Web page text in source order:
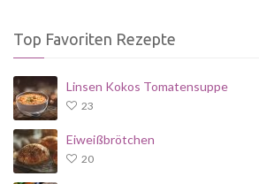
Top Favoriten Rezepte
Linsen Kokos Tomatensuppe
23
Eiweißbrötchen
20